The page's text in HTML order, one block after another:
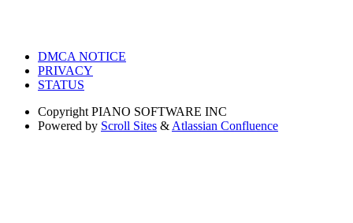
DMCA NOTICE
PRIVACY
STATUS
Copyright PIANO SOFTWARE INC
Powered by Scroll Sites & Atlassian Confluence